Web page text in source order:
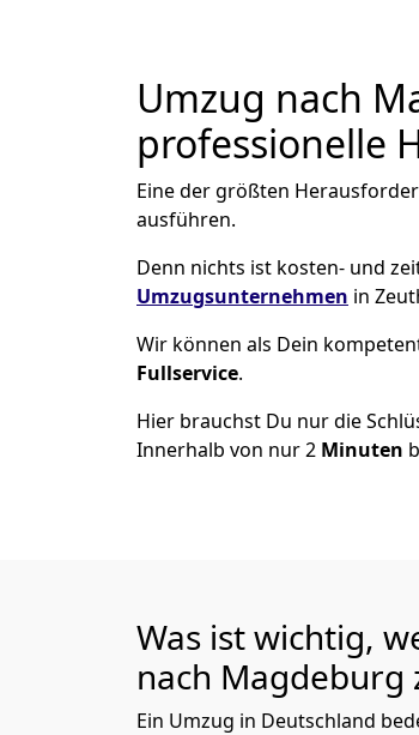
Umzug nach
professionelle
Eine der größten
ausführen.
Denn nichts ist kosten- und
Umzugsunternehmen in
Wir können als Dein
Fullservice.
Hier brauchst Du nur die
Innerhalb von nur 2 Minuten
Was ist wichtig,
nach Magdeburg
Ein Umzug in Deutschland